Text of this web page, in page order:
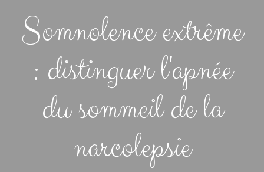
Somnolence extrême
: distinguer l'apnée
du sommeil de la
narcolepsie